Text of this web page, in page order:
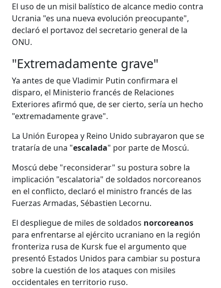
El uso de un misil balístico de alcance medio contra
Ucrania "es una nueva evolución preocupante",
declaró el portavoz del secretario general de la
ONU.
"Extremadamente grave"
Ya antes de que Vladimir Putin confirmara el
disparo, el Ministerio francés de Relaciones
Exteriores afirmó que, de ser cierto, sería un hecho
"extremadamente grave".
La Unión Europea y Reino Unido subrayaron que se
trataría de una "escalada" por parte de Moscú.
Moscú debe "reconsiderar" su postura sobre la
implicación "escalatoria" de soldados norcoreanos
en el conflicto, declaró el ministro francés de las
Fuerzas Armadas, Sébastien Lecornu.
El despliegue de miles de soldados norcoreanos
para enfrentarse al ejército ucraniano en la región
fronteriza rusa de Kursk fue el argumento que
presentó Estados Unidos para cambiar su postura
sobre la cuestión de los ataques con misiles
occidentales en territorio ruso.